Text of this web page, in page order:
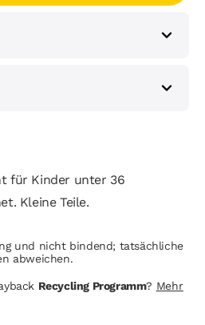
für Kinder unter 36
Kleine Teile.
und nicht bindend; tatsächliche
abweichen.
Recycling Programm? Mehr